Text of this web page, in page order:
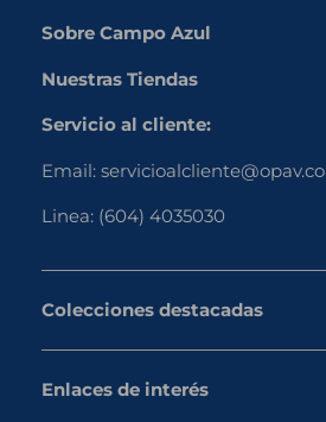
Sobre Campo Azul
Nuestras Tiendas
Servicio al cliente:
Email: servicioalcliente@opav.co
Linea: (604) 4035030
Colecciones destacadas
Pollo
Proteína vegetal
Enlaces de interés